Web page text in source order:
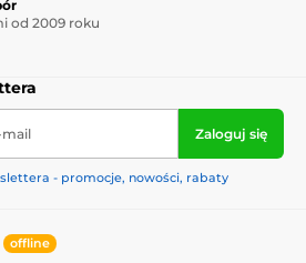
od 2009 roku
mail Zaloguj się
- promocje, nowości, rabaty
offline